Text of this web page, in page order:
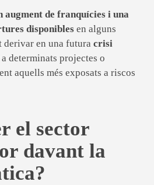
augment de franquícies i una
disponibles en alguns
derivar en una futura crisi
determinats projectes o
aquells més exposats a riscos
el sector
davant la